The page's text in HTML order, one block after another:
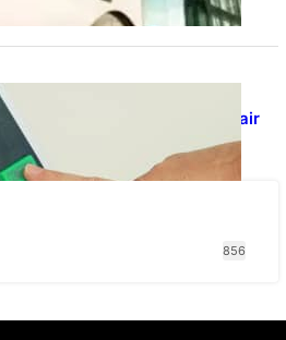
Em 2022, 259 municípios
em Lula no 1º turno e em Jair
856